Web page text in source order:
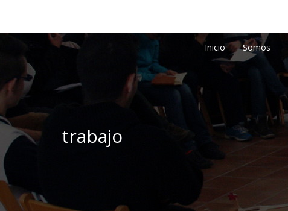
Inicio Somos
trabajo